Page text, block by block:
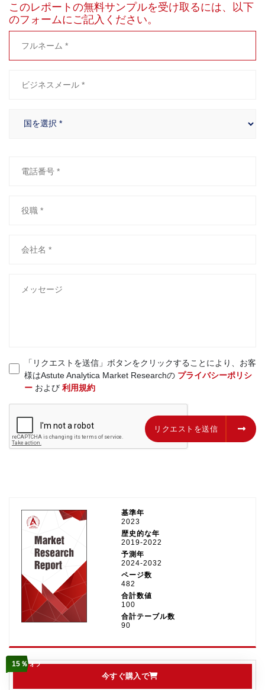
このレポートの無料サンプルを受け取るには、以下
のフォームにご記入ください。
「リクエストを送信」ボタンをクリックすることにより、お客
様はAstute Analytica Market Researchの プライバシーポリシ
ーおよび 利用規約
リクエストを送信 リクエストを送信
基準年
2023
歴史的な年
2019-2022
予測年
2024-2032
ページ数
482
合計数値
100
合計テーブル数
90
今すぐ購入で
15％オフ